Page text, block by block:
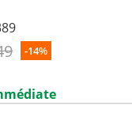
-14%